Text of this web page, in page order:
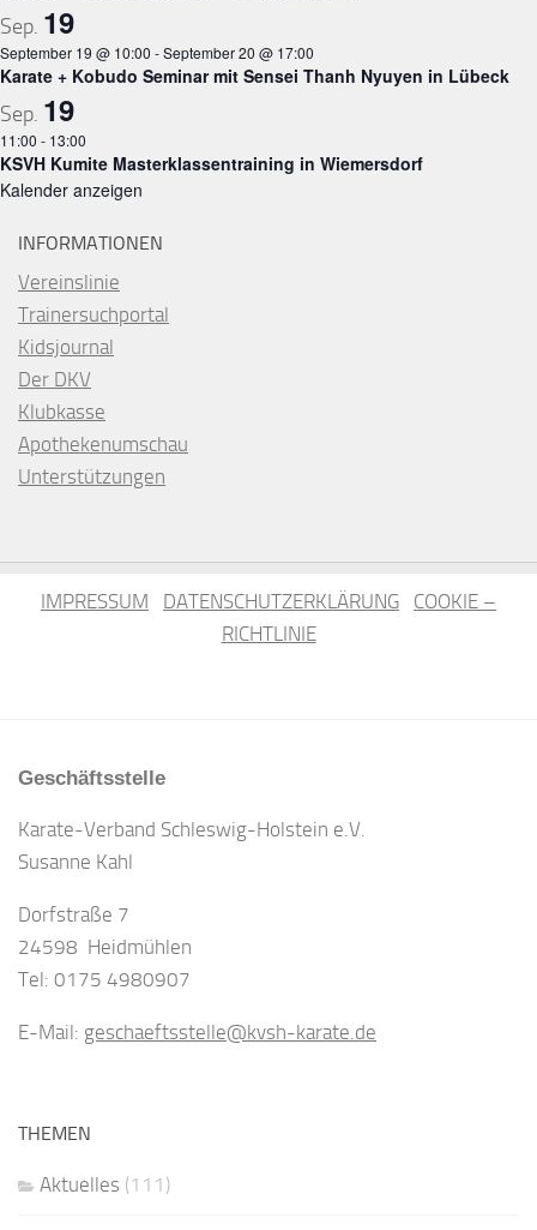
Sep. 19
September 19 @ 10:00 -September 20 @ 17:00
Karate + Kobudo Seminar mit Sensei Thanh Nyuyen in Lübeck
Sep. 19
11:00 - 13:00
KSVH Kumite Masterklassentraining in Wiemersdorf
Kalender anzeigen
INFORMATIONEN
Vereinslinie
Trainersuchportal
Kidsjournal
Der DKV
Klubkasse
Apothekenumschau
Unterstützungen
IMPRESSUM DATENSCHUTZERKLÄRUNG
COOKIE –
RICHTLINIE
Geschäftsstelle
Karate-Verband Schleswig-Holstein e.V.
Susanne Kahl
Dorfstraße 7
24598 Heidmühlen
Tel: 0175 4980907
E-Mail: geschaeftsstelle@kvsh-karate.de
THEMEN
Aktuelles (111)